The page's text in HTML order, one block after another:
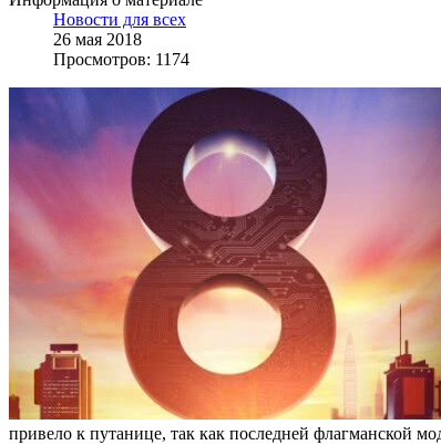
Новости для всех
26 мая 2018
Просмотров: 1174
привело к путанице, так как последней флагманской